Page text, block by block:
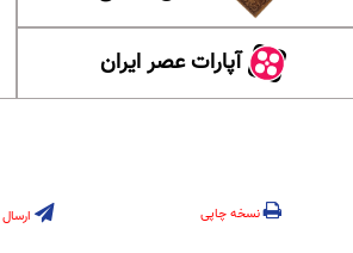
آپارات عصر ایران
نسخه چاپی